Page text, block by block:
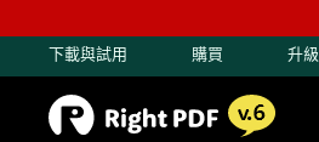
下載與試用 購買 升級